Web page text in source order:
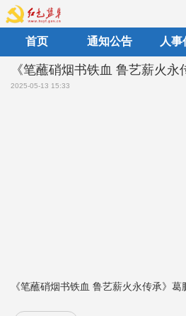
首页 通知公告 人事
《笔蘸硝烟书铁血 鲁艺薪火永
2025-05-13 15:33
《笔蘸硝烟书铁血 鲁艺薪火永传承》葛